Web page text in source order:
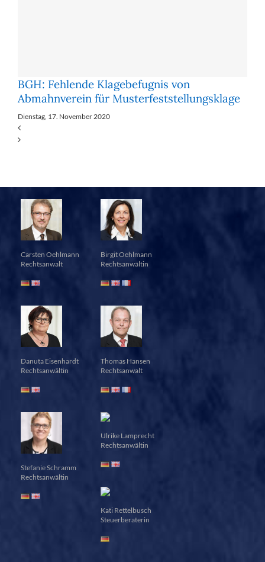
BGH: Fehlende Klagebefugnis von
Abmahnverein für Musterfeststellungsklage
Dienstag, 17. November 2020
Carsten Oehlmann
Rechtsanwalt
Birgit Oehlmann
Rechtsanwältin
Danuta Eisenhardt
Rechtsanwältin
Thomas Hansen
Rechtsanwalt
Stefanie Schramm
Rechtsanwältin
Ulrike Lamprecht
Rechtsanwältin
Kati Rettelbusch
Steuerberaterin